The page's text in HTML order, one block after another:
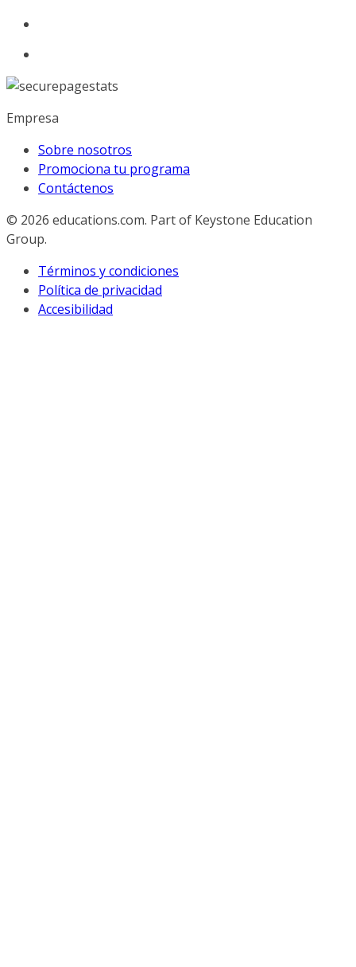
Empresa
Sobre nosotros
Promociona tu programa
Contáctenos
© 2026 educations.com. Part of Keystone Education
Group.
Términos y condiciones
Política de privacidad
Accesibilidad